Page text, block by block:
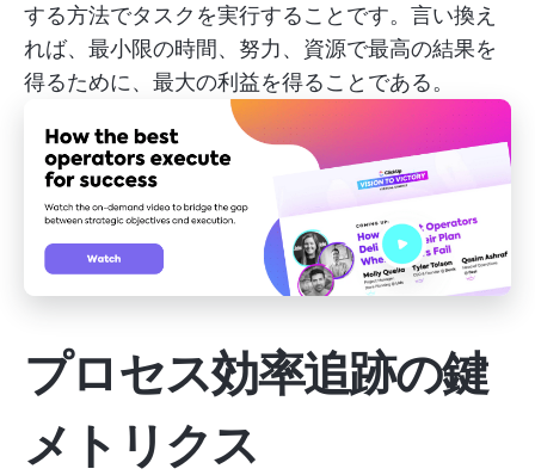
する方法でタスクを実行することです。言い換え
れば、最小限の時間、努力、資源で最高の結果を
得るために、最大の利益を得ることである。
プロセス効率追跡の鍵
メトリクス